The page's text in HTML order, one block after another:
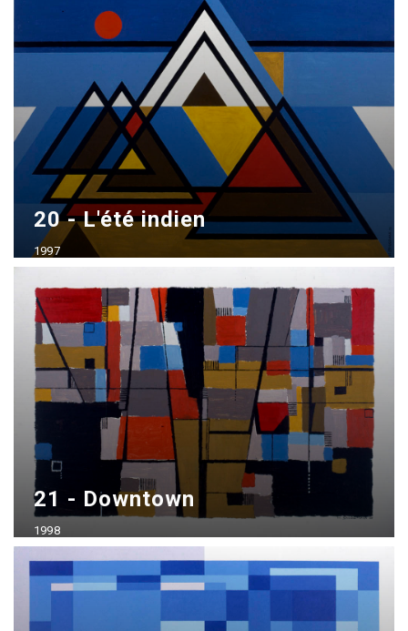
20 - L'été indien
1997
70x100 cm
21 - Downtown
1998
Acrílico sobre madera
70x100 cm